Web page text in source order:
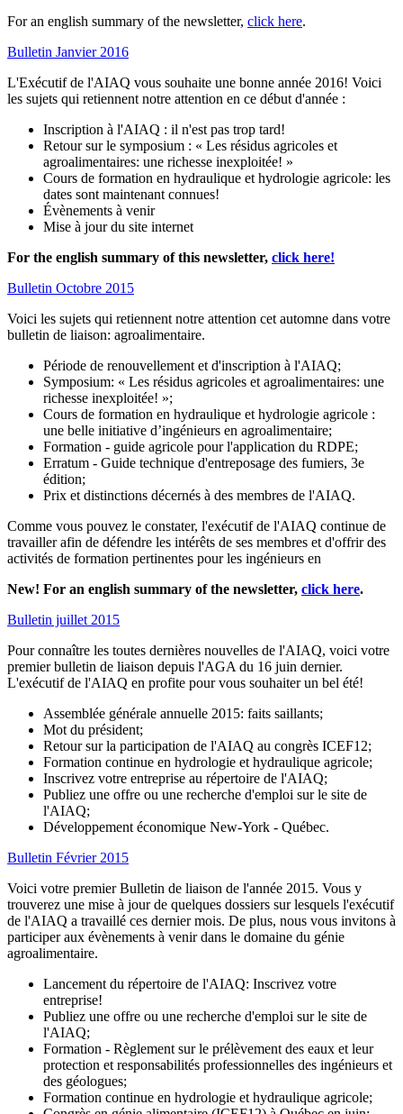
For an english summary of the newsletter, click here.
Bulletin Janvier 2016
L'Exécutif de l'AIAQ vous souhaite une bonne année 2016! Voici
les sujets qui retiennent notre attention en ce début d'année :
Inscription à l'AIAQ : il n'est pas trop tard!
Retour sur le symposium : « Les résidus agricoles et
agroalimentaires: une richesse inexploitée! »
Cours de formation en hydraulique et hydrologie agricole: les
dates sont maintenant connues!
Évènements à venir
Mise à jour du site internet
For the english summary of this newsletter, click here!
Bulletin Octobre 2015
Voici les sujets qui retiennent notre attention cet automne dans votre
bulletin de liaison: agroalimentaire.
Période de renouvellement et d'inscription à l'AIAQ;
Symposium: « Les résidus agricoles et agroalimentaires: une
richesse inexploitée! »;
Cours de formation en hydraulique et hydrologie agricole :
une belle initiative d’ingénieurs en agroalimentaire;
Formation - guide agricole pour l'application du RDPE;
Erratum - Guide technique d'entreposage des fumiers, 3e
édition;
Prix et distinctions décernés à des membres de l'AIAQ.
Comme vous pouvez le constater, l'exécutif de l'AIAQ continue de
travailler afin de défendre les intérêts de ses membres et d'offrir des
activités de formation pertinentes pour les ingénieurs en
New! For an english summary of the newsletter, click here.
Bulletin juillet 2015
Pour connaître les toutes dernières nouvelles de l'AIAQ, voici votre
premier bulletin de liaison depuis l'AGA du 16 juin dernier.
L'exécutif de l'AIAQ en profite pour vous souhaiter un bel été!
Assemblée générale annuelle 2015: faits saillants;
Mot du président;
Retour sur la participation de l'AIAQ au congrès ICEF12;
Formation continue en hydrologie et hydraulique agricole;
Inscrivez votre entreprise au répertoire de l'AIAQ;
Publiez une offre ou une recherche d'emploi sur le site de
l'AIAQ;
Développement économique New-York - Québec.
Bulletin Février 2015
Voici votre premier Bulletin de liaison de l'année 2015. Vous y
trouverez une mise à jour de quelques dossiers sur lesquels l'exécutif
de l'AIAQ a travaillé ces dernier mois. De plus, nous vous invitons à
participer aux évènements à venir dans le domaine du génie
agroalimentaire.
Lancement du répertoire de l'AIAQ: Inscrivez votre
entreprise!
Publiez une offre ou une recherche d'emploi sur le site de
l'AIAQ;
Formation - Règlement sur le prélèvement des eaux et leur
protection et responsabilités professionnelles des ingénieurs et
des géologues;
Formation continue en hydrologie et hydraulique agricole;